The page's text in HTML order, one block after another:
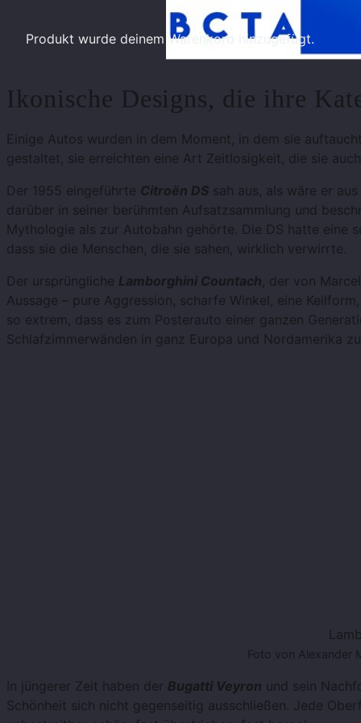
Produkt wurde deinem Warenkorb hinzugefügt.
Ikonische Designs, die ihre
Einige Autos wurden in dem Moment, in dem sie
gestaltet, sie erreichten eine Art Zeitlosigkeit, die sie
Der 1955 eingeführte Citroën DS sah aus, als wäre er
darüber in seiner berühmten Aufsatzsammlung und
Mythologie als zur Autobahn gehörte. Die DS hatte eine
dass sie die Menschen, die sie sahen, wirklich verwirrte.
Der ursprüngliche Lamborghini Countach, der von
Aussage – pure Aggression, scharfe Winkel, eine
so extrem, dass es zum Posterauto einer ganzen
Schlafzimmerwänden in ganz Europa und Nordamerika
Foto von Alexander
In jüngerer Zeit haben der Bugatti Veyron und sein
Schönheit sich nicht gegenseitig ausschließen. Jede